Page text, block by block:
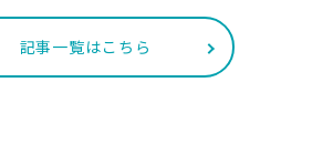
記事一覧はこちら